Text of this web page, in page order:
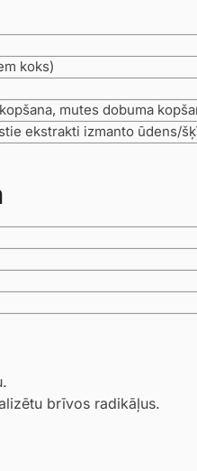
koks)
mutes dobuma
ekstrakti izmanto ūdens/
brīvos radikāļus.